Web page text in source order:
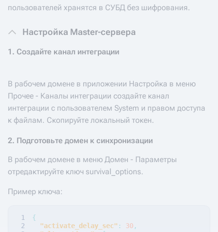
пользователей хранятся в СУБД без шифрования.
Настройка Master-сервера
1. Создайте канал интеграции
В рабочем домене в приложении Настройка в меню
Прочее - Каналы интеграции создайте канал
интеграции c пользователем System и правом доступа
к файлам. Скопируйте локальный токен.
2. Подготовьте домен к синхронизации
В рабочем домене в меню Домен - Параметры
отредактируйте ключ survival_options.
Пример ключа:
{
"activate_delay_sec" : 30,